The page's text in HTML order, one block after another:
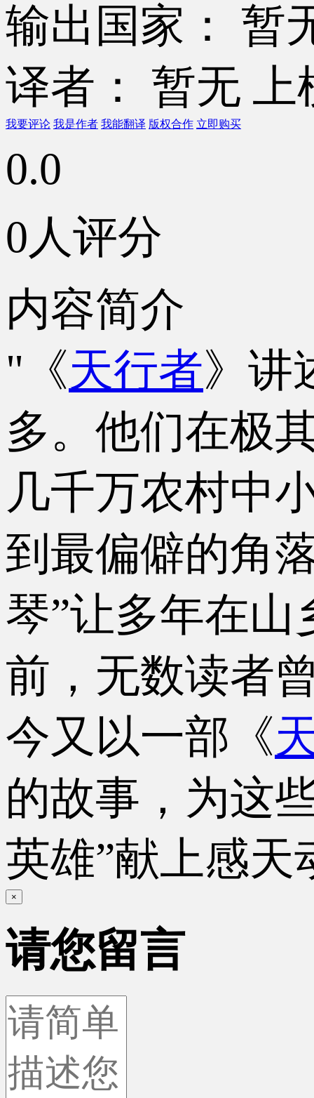
输出国家： 暂
译者： 暂无 上
我要评论 我是作者 我能翻译 版权合作 立即购买
0.0
0人评分
内容简介
"《天行者》讲
多。他们在极
几千万农村中
到最偏僻的角
琴”让多年在
前，无数读者
今又以一部《
的故事，为这
英雄”献上感
×
请您留言